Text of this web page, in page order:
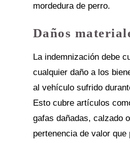
mordedura de perro.
Daños
La indemnización debe
cualquier daño a los
al vehículo sufrido
Esto cubre artículos
gafas dañadas, calzado
pertenencia de valor que